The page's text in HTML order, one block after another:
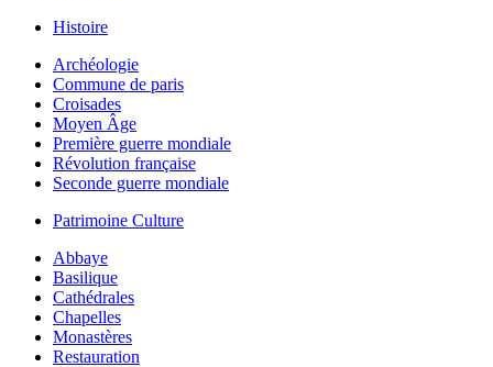
Histoire
Archéologie
Commune de paris
Croisades
Moyen Âge
Première guerre mondiale
Révolution française
Seconde guerre mondiale
Patrimoine Culture
Abbaye
Basilique
Cathédrales
Chapelles
Monastères
Restauration